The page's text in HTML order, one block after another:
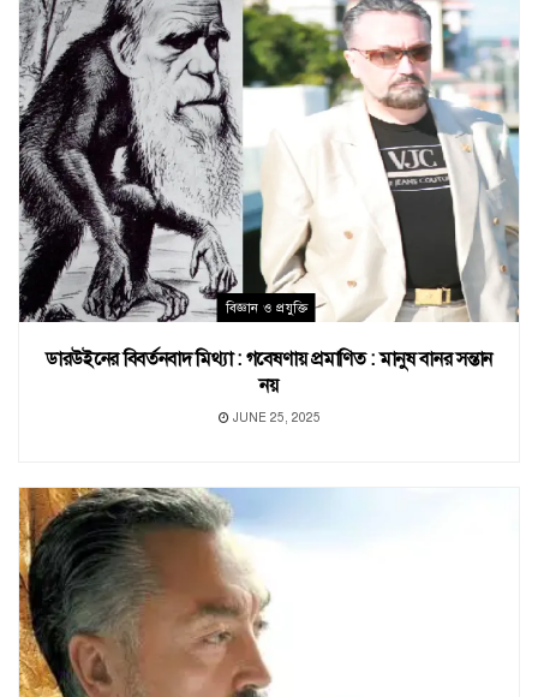
বিজ্ঞান ও প্রযুক্তি
ডারউইনের বিবর্তনবাদ মিথ্যা : গবেষণায় প্রমাণিত : মানুষ বানর সন্তান
নয়
JUNE 25, 2025